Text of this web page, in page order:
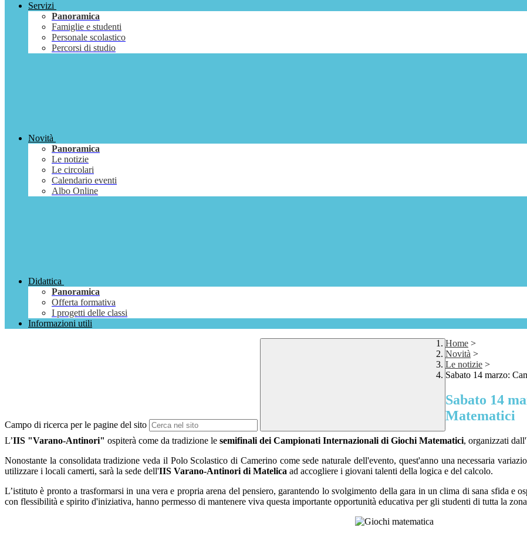
Servizi
Panoramica
Famiglie e studenti
Personale scolastico
Percorsi di studio
Novità
Panoramica
Le notizie
Le circolari
Calendario eventi
Albo Online
Didattica
Panoramica
Offerta formativa
I progetti delle classi
Informazioni utili
Campo di ricerca per le pagine del sito
Home >
Novità >
Le notizie >
Sabato 14 marzo:
Sabato 14
Matematici
L’IIS "Varano-Antinori" ospiterà come da tradizione le semifinali dei Campionati Internazionali di Giochi Matematici, organizzati
Nonostante la consolidata tradizione veda il Polo Scolastico di Camerino come sede naturale dell'evento, quest'anno una necessaria
utilizzare i locali camerti, sarà la sede dell'IIS Varano-Antinori di Matelica ad accogliere i giovani talenti della logica e del calcolo.
L’istituto è pronto a trasformarsi in una vera e propria arena del pensiero, garantendo lo svolgimento della gara in un clima di sana sfida e
con flessibilità e spirito d'iniziativa, hanno permesso di mantenere viva questa importante opportunità educativa per gli studenti di tutta la